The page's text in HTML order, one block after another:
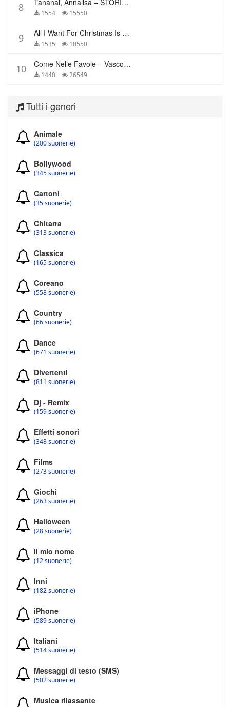
8 Tananai, Annalisa – STORIE BREVI
1554 15550
9 All I Want For Christmas Is You – Mariah Carey
1535 10550
10 Come Nelle Favole – Vasco Rossi
1440 26549
Tutti i generi
Animale
(200 suonerie)
Bollywood
(345 suonerie)
Cartoni
(35 suonerie)
Chitarra
(313 suonerie)
Classica
(165 suonerie)
Coreano
(558 suonerie)
Country
(66 suonerie)
Dance
(671 suonerie)
Divertenti
(811 suonerie)
Dj - Remix
(159 suonerie)
Effetti sonori
(348 suonerie)
Films
(273 suonerie)
Giochi
(263 suonerie)
Halloween
(28 suonerie)
Il mio nome
(12 suonerie)
Inni
(182 suonerie)
iPhone
(589 suonerie)
Italiani
(514 suonerie)
Messaggi di testo (SMS)
(502 suonerie)
Musica rilassante